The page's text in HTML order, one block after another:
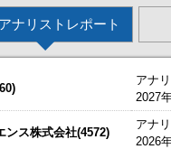
ナリストレポート
アナ
2027
ンス株式会社(4572)
アナ
2026
した。 今すぐ登録